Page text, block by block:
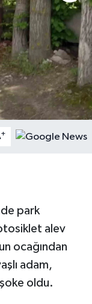
+
park
alev
ocağından
adam,
oldu.